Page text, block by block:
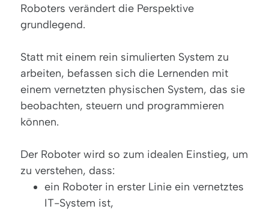
Roboters verändert die Perspektive
grundlegend.
Statt mit einem rein simulierten System zu
arbeiten, befassen sich die Lernenden mit
einem vernetzten physischen System, das sie
beobachten, steuern und programmieren
können.
Der Roboter wird so zum idealen Einstieg, um
zu verstehen, dass:
ein Roboter in erster Linie ein vernetztes
IT-System ist,